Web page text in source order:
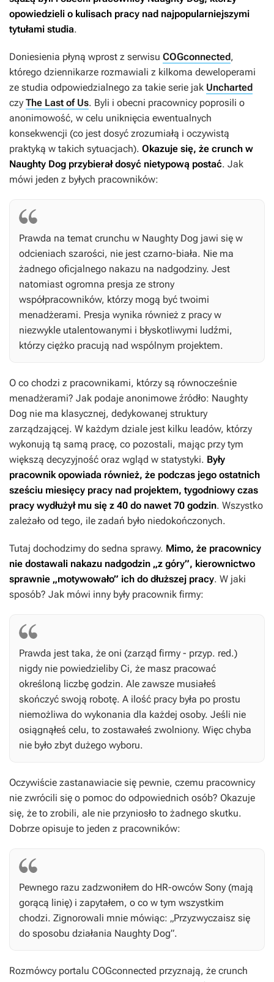
opowiedzieli o kulisach pracy nad najpopularniejszymi
tytułami studia.
Doniesienia płyną wprost z serwisu COGconnected,
którego dziennikarze rozmawiali z kilkoma deweloperami
ze studia odpowiedzialnego za takie serie jak Uncharted
czy The Last of Us. Byli i obecni pracownicy poprosili o
anonimowość, w celu uniknięcia ewentualnych
konsekwencji (co jest dosyć zrozumiałą i oczywistą
praktyką w takich sytuacjach). Okazuje się, że crunch w
Naughty Dog przybierał dosyć nietypową postać. Jak
mówi jeden z byłych pracowników:
Prawda na temat crunchu w Naughty Dog jawi się w
odcieniach szarości, nie jest czarno-biała. Nie ma
żadnego oficjalnego nakazu na nadgodziny. Jest
natomiast ogromna presja ze strony
współpracowników, którzy mogą być twoimi
menadżerami. Presja wynika również z pracy w
niezwykle utalentowanymi i błyskotliwymi ludźmi,
którzy ciężko pracują nad wspólnym projektem.
O co chodzi z pracownikami, którzy są równocześnie
menadżerami? Jak podaje anonimowe źródło: Naughty
Dog nie ma klasycznej, dedykowanej struktury
zarządzającej. W każdym dziale jest kilku leadów, którzy
wykonują tą samą pracę, co pozostali, mając przy tym
większą decyzyjność oraz wgląd w statystyki. Były
pracownik opowiada również, że podczas jego ostatnich
sześciu miesięcy pracy nad projektem, tygodniowy czas
pracy wydłużył mu się z 40 do nawet 70 godzin. Wszystko
zależało od tego, ile zadań było niedokończonych.
Tutaj dochodzimy do sedna sprawy. Mimo, że pracownicy
nie dostawali nakazu nadgodzin „z góry”, kierownictwo
sprawnie „motywowało” ich do dłuższej pracy. W jaki
sposób? Jak mówi inny były pracownik firmy:
Prawda jest taka, że oni (zarząd firmy - przyp. red.)
nigdy nie powiedzieliby Ci, że masz pracować
określoną liczbę godzin. Ale zawsze musiałeś
skończyć swoją robotę. A ilość pracy była po prostu
niemożliwa do wykonania dla każdej osoby. Jeśli nie
osiągnąłeś celu, to zostawałeś zwolniony. Więc chyba
nie było zbyt dużego wyboru.
Oczywiście zastanawiacie się pewnie, czemu pracownicy
nie zwrócili się o pomoc do odpowiednich osób? Okazuje
się, że to zrobili, ale nie przyniosło to żadnego skutku.
Dobrze opisuje to jeden z pracowników:
Pewnego razu zadzwoniłem do HR-owców Sony (mają
gorącą linię) i zapytałem, o co w tym wszystkim
chodzi. Zignorowali mnie mówiąc: „Przyzwyczaisz się
do sposobu działania Naughty Dog”.
Rozmówcy portalu COGconnected przyznają, że crunch